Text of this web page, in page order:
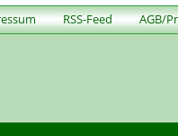
RSS-Feed AGB/